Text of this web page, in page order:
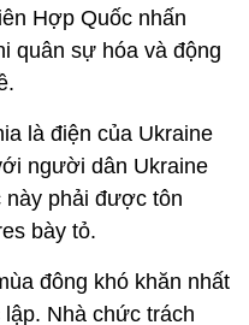
Hợp Quốc nhấn
quân sự hóa và động
là điện của Ukraine
người dân Ukraine
này phải được tôn
bày tỏ.
đông khó khăn nhất
Nhà chức trách